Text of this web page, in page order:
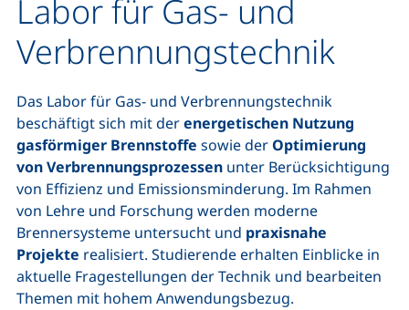
Labor für Gas- und
Verbrennungstechnik
Das Labor für Gas- und Verbrennungstechnik
beschäftigt sich mit derenergetischen Nutzung
gasförmiger Brennstoffe sowie derOptimierung
von Verbrennungsprozessen unter Berücksichtigung
von Effizienz und Emissionsminderung. Im Rahmen
von Lehre und Forschung werden moderne
Brennersysteme untersucht und praxisnahe
Projekte realisiert. Studierende erhalten Einblicke in
aktuelle Fragestellungen der Technik und bearbeiten
Themen mit hohem Anwendungsbezug.